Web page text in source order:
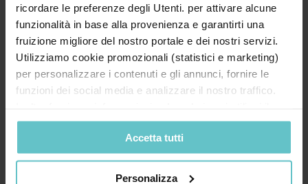
ricordare le preferenze degli Utenti. per attivare alcune
funzionalità in base alla provenienza e garantirti una
fruizione migliore del nostro portale e dei nostri servizi.
Utilizziamo cookie promozionali (statistici e marketing)
per personalizzare i contenuti e gli annunci, fornire le
funzioni dei social media e analizzare il nostro traffico.
nostro sito ai nostri partner che si occupano di analisi dei
dati web, pubblicità e social media, i quali potrebbero
combinarle con altre informazioni che hai fornito loro o
che hanno raccolto in base al tuo utilizzo dei loro servizi.
Accetta tutti
Personalizza
l’adempimento dell’obbligo assicurativoe nel
pianificare le strategie più efficaci per mantenere
l’accesso ai contributi e non perdere opportunità di
crescita.
👉Hai dubbi sulla tua posizione o sulle scadenze?